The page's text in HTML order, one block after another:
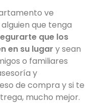
ve
que tenga
que los
en su lugar y sean
o familiares
y
de compra y si te
mucho mejor.